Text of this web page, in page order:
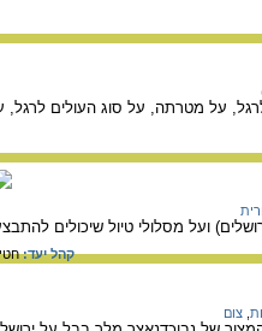
על מטרתה, על סוג העולים לרגל,
ועל מסלולי טיול שיכולים
קהל יעד:
צום